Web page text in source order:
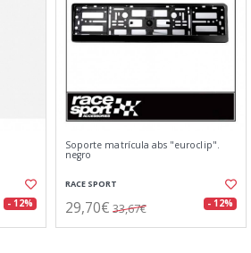
- 12%
Soporte matrícula abs "euroclip".
negro
RACE SPORT
29,70€ 33,67€ - 12%